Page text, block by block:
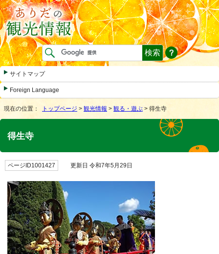
サイトマップ
Foreign Language
現在の位置： トップページ > 観光情報 > 観る・遊ぶ > 得生寺
得生寺
ページID1001427 更新日 令和7年5月29日